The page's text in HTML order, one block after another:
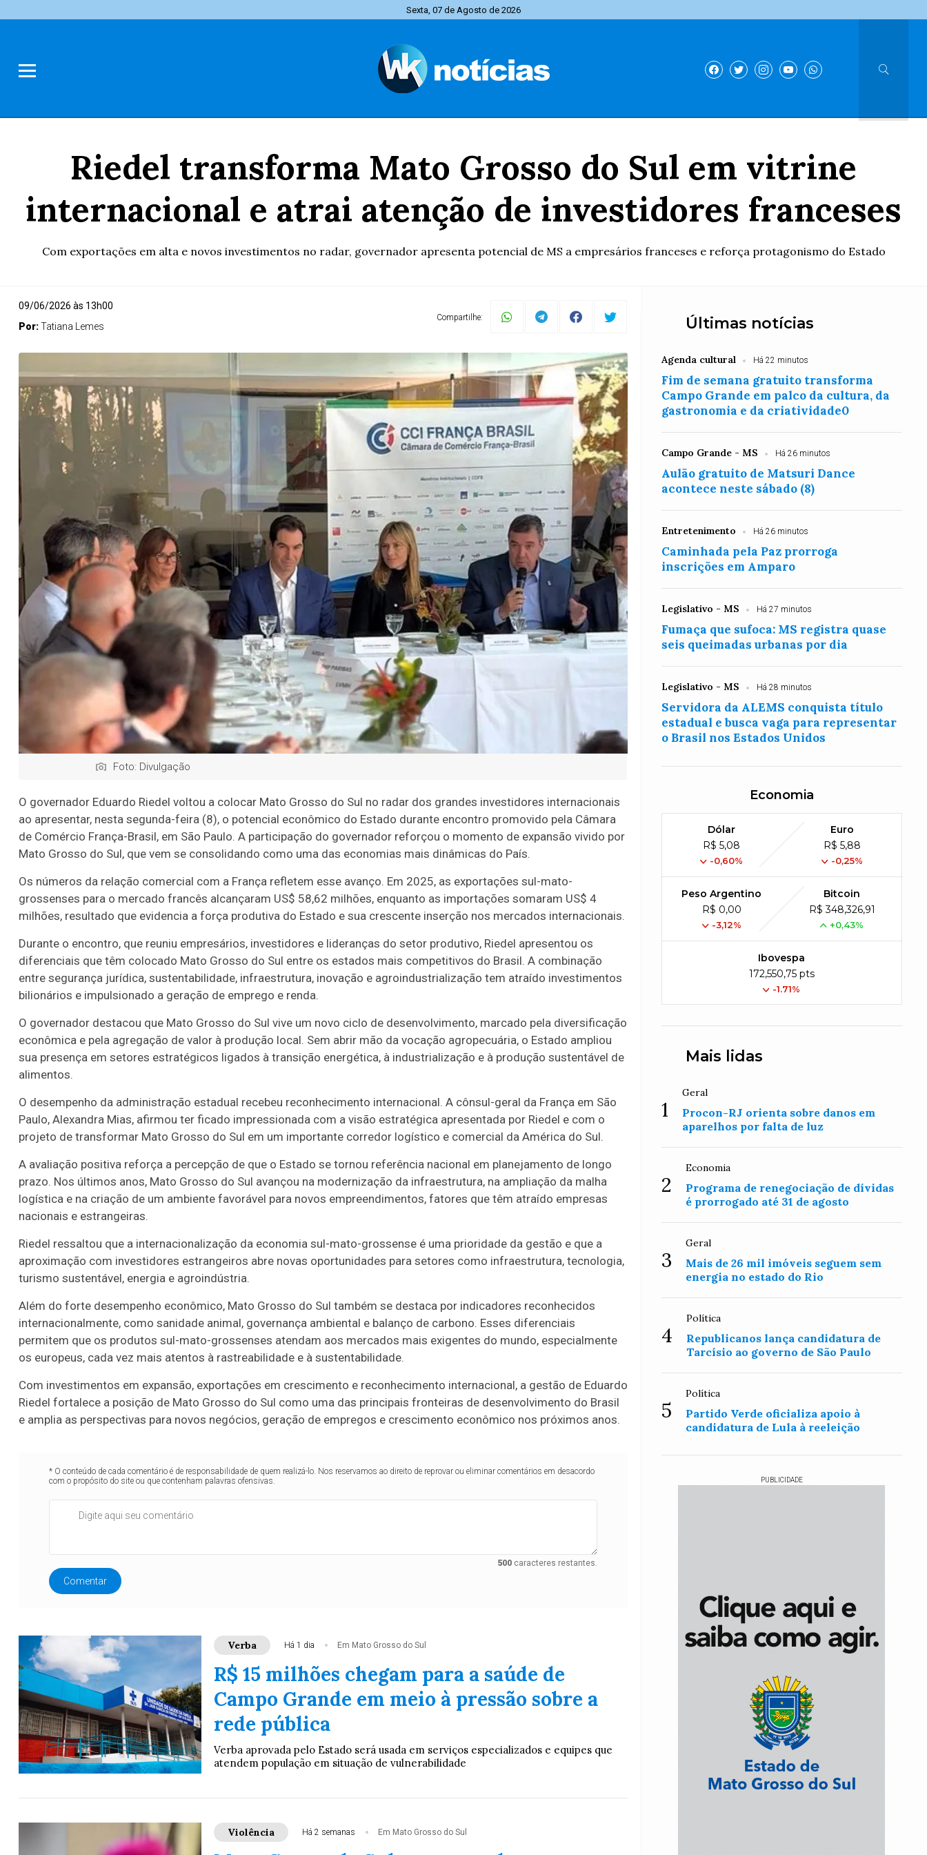
Sexta, 07 de Agosto de 2026
Riedel transforma Mato Grosso do Sul em vitrine
internacional e atrai atenção de investidores franceses
Com exportações em alta e novos investimentos no radar, governador apresenta potencial de MS a empresários franceses e reforça protagonismo do Estado
09/06/2026 às 13h00
Por:Tatiana Lemes
Compartilhe:
Foto: Divulgação
O governador Eduardo Riedel voltou a colocar Mato Grosso do Sul no radar dos grandes investidores internacionais
ao apresentar, nesta segunda-feira (8), o potencial econômico do Estado durante encontro promovido pela Câmara
de Comércio França-Brasil, em São Paulo. A participação do governador reforçou o momento de expansão vivido por
Mato Grosso do Sul, que vem se consolidando como uma das economias mais dinâmicas do País.
Os números da relação comercial com a França refletem esse avanço. Em 2025, as exportações sul-mato-
grossenses para o mercado francês alcançaram US$ 58,62 milhões, enquanto as importações somaram US$ 4
milhões, resultado que evidencia a força produtiva do Estado e sua crescente inserção nos mercados internacionais.
Durante o encontro, que reuniu empresários, investidores e lideranças do setor produtivo, Riedel apresentou os
diferenciais que têm colocado Mato Grosso do Sul entre os estados mais competitivos do Brasil. A combinação
entre segurança jurídica, sustentabilidade, infraestrutura, inovação e agroindustrialização tem atraído investimentos
bilionários e impulsionado a geração de emprego e renda.
O governador destacou que Mato Grosso do Sul vive um novo ciclo de desenvolvimento, marcado pela diversificação
econômica e pela agregação de valor à produção local. Sem abrir mão da vocação agropecuária, o Estado ampliou
sua presença em setores estratégicos ligados à transição energética, à industrialização e à produção sustentável de
alimentos.
O desempenho da administração estadual recebeu reconhecimento internacional. A cônsul-geral da França em São
Paulo, Alexandra Mias, afirmou ter ficado impressionada com a visão estratégica apresentada por Riedel e com o
projeto de transformar Mato Grosso do Sul em um importante corredor logístico e comercial da América do Sul.
A avaliação positiva reforça a percepção de que o Estado se tornou referência nacional em planejamento de longo
prazo. Nos últimos anos, Mato Grosso do Sul avançou na modernização da infraestrutura, na ampliação da malha
logística e na criação de um ambiente favorável para novos empreendimentos, fatores que têm atraído empresas
nacionais e estrangeiras.
Riedel ressaltou que a internacionalização da economia sul-mato-grossense é uma prioridade da gestão e que a
aproximação com investidores estrangeiros abre novas oportunidades para setores como infraestrutura, tecnologia,
turismo sustentável, energia e agroindústria.
Além do forte desempenho econômico, Mato Grosso do Sul também se destaca por indicadores reconhecidos
internacionalmente, como sanidade animal, governança ambiental e balanço de carbono. Esses diferenciais
permitem que os produtos sul-mato-grossenses atendam aos mercados mais exigentes do mundo, especialmente
os europeus, cada vez mais atentos à rastreabilidade e à sustentabilidade.
Com investimentos em expansão, exportações em crescimento e reconhecimento internacional, a gestão de Eduardo
Riedel fortalece a posição de Mato Grosso do Sul como uma das principais fronteiras de desenvolvimento do Brasil
e amplia as perspectivas para novos negócios, geração de empregos e crescimento econômico nos próximos anos.
* O conteúdo de cada comentário é de responsabilidade de quem realizá-lo. Nos reservamos ao direito de reprovar ou eliminar comentários em desacordo
com o propósito do site ou que contenham palavras ofensivas.
500caracteres restantes.
Comentar
Verba Há 1 dia Em Mato Grosso do Sul
R$ 15 milhões chegam para a saúde de
Campo Grande em meio à pressão sobre a
rede pública
Verba aprovada pelo Estado será usada em serviços especializados e equipes que
atendem população em situação de vulnerabilidade
Violência Há 2 semanas Em Mato Grosso do Sul
Últimas notícias
Agenda cultural Há 22 minutos
Fim de semana gratuito transforma
Campo Grande em palco da cultura, da
gastronomia e da criatividade0
Campo Grande - MS Há 26 minutos
Aulão gratuito de Matsuri Dance
acontece neste sábado (8)
Entretenimento Há 26 minutos
Caminhada pela Paz prorroga
inscrições em Amparo
Legislativo - MS Há 27 minutos
Fumaça que sufoca: MS registra quase
seis queimadas urbanas por dia
Legislativo - MS Há 28 minutos
Servidora da ALEMS conquista título
estadual e busca vaga para representar
o Brasil nos Estados Unidos
Economia
Dólar
R$ 5,08
-0,60%
Euro
R$ 5,88
-0,25%
Peso Argentino
R$ 0,00
-3,12%
Bitcoin
R$ 348,326,91
+0,43%
Ibovespa
172,550,75 pts
-1.71%
Mais lidas
1
Geral
Procon-RJ orienta sobre danos em
aparelhos por falta de luz
2
Economia
Programa de renegociação de dívidas
é prorrogado até 31 de agosto
3
Geral
Mais de 26 mil imóveis seguem sem
energia no estado do Rio
4
Política
Republicanos lança candidatura de
Tarcísio ao governo de São Paulo
5
Política
Partido Verde oficializa apoio à
candidatura de Lula à reeleição
PUBLICIDADE